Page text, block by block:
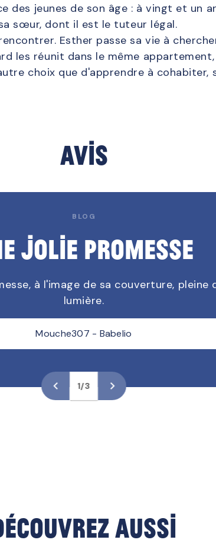
des jeunes de son âge : à vingt et un
sœur, dont il est le tuteur légal.
Esther passe sa vie à
les réunit dans le même
choix que d'apprendre à cohabiter,
Avis
leslivresdetcheny - Babelio
BLOG
jolie promesse
à l'image de sa couverture, pleine
lumière.
Mouche307 - Babelio
Deslivresetmoi19 - Babelio
leslivresdetcheny - Babelio
BLOG
jolie promesse
à l'image de sa couverture, pleine
lumière.
Mouche307 - Babelio
navigate_before 1/3 navigate_next
aussi